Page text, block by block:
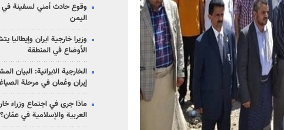
وقوع حادث أمني لسفينة
اليمن
وزيرا خارجية ايران وإيطاليا
الأوضاع في المنطقة
الخارجية الايرانية: البيان
إيران وعُمان في مرحلة
ماذا جرى في اجتماع وزراء
العربية والإسلامية في عمّان؟